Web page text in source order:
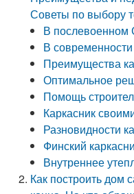
Советы по выбору
В
В современности
Преимущества
Оптимальное
Помощь
Каркасник
Разновидности
Финский
Внутреннее
Как построить дом